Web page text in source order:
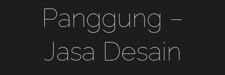
Panggung –
Jasa Desain